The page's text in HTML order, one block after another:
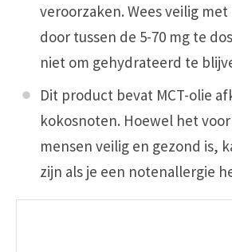
veroorzaken. Wees veilig met
door tussen de 5-70 mg te
niet om gehydrateerd te
Dit product bevat MCT-olie
kokosnoten. Hoewel het
mensen veilig en gezond is,
zijn als je een notenallergie